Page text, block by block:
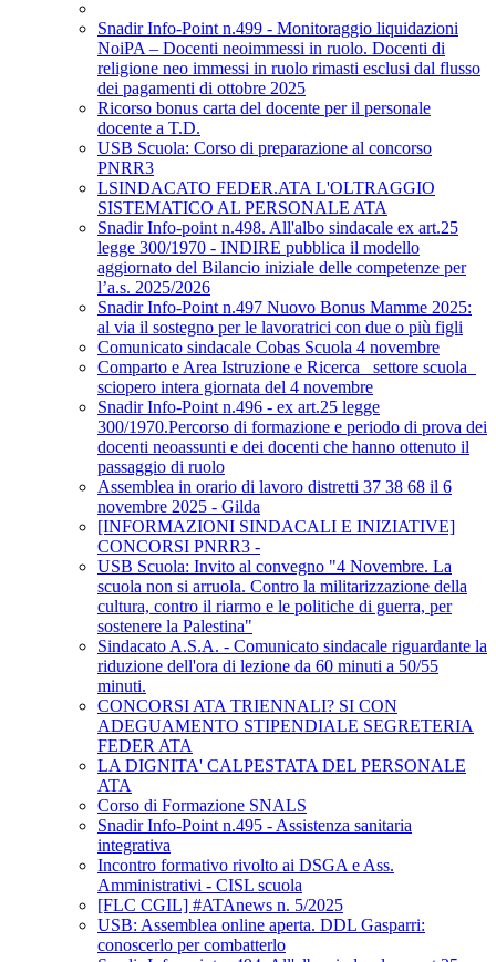
Snadir Info-Point n.499 - Monitoraggio liquidazioni
NoiPA – Docenti neoimmessi in ruolo. Docenti di
religione neo immessi in ruolo rimasti esclusi dal flusso
dei pagamenti di ottobre 2025
Ricorso bonus carta del docente per il personale
docente a T.D.
USB Scuola: Corso di preparazione al concorso
PNRR3
LSINDACATO FEDER.ATA L'OLTRAGGIO
SISTEMATICO AL PERSONALE ATA
Snadir Info-point n.498. All'albo sindacale ex art.25
legge 300/1970 - INDIRE pubblica il modello
aggiornato del Bilancio iniziale delle competenze per
l’a.s. 2025/2026
Snadir Info-Point n.497 Nuovo Bonus Mamme 2025:
al via il sostegno per le lavoratrici con due o più figli
Comunicato sindacale Cobas Scuola 4 novembre
Comparto e Area Istruzione e Ricerca_ settore scuola_
sciopero intera giornata del 4 novembre
Snadir Info-Point n.496 - ex art.25 legge
300/1970.Percorso di formazione e periodo di prova dei
docenti neoassunti e dei docenti che hanno ottenuto il
passaggio di ruolo
Assemblea in orario di lavoro distretti 37 38 68 il 6
novembre 2025 - Gilda
[INFORMAZIONI SINDACALI E INIZIATIVE]
CONCORSI PNRR3 -
USB Scuola: Invito al convegno "4 Novembre. La
scuola non si arruola. Contro la militarizzazione della
cultura, contro il riarmo e le politiche di guerra, per
sostenere la Palestina"
Sindacato A.S.A. - Comunicato sindacale riguardante la
riduzione dell'ora di lezione da 60 minuti a 50/55
minuti.
CONCORSI ATA TRIENNALI? SI CON
ADEGUAMENTO STIPENDIALE SEGRETERIA
FEDER ATA
LA DIGNITA' CALPESTATA DEL PERSONALE
ATA
Corso di Formazione SNALS
Snadir Info-Point n.495 - Assistenza sanitaria
integrativa
Incontro formativo rivolto ai DSGA e Ass.
Amministrativi - CISL scuola
[FLC CGIL] #ATAnews n. 5/2025
USB: Assemblea online aperta. DDL Gasparri:
conoscerlo per combatterlo